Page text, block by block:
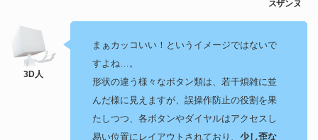
まぁカッコいい！というイメージではないで
すよね…。
形状の違う様々なボタン類は、若干煩雑に並
んだ様に見えますが、誤操作防止の役割を果
たしつつ、各ボタンやダイヤルはアクセスし
易い位置にレイアウトされており、 少し歪な